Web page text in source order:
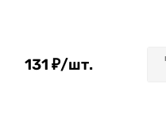
131 ₽/шт.